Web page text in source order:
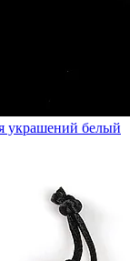
украшений белый